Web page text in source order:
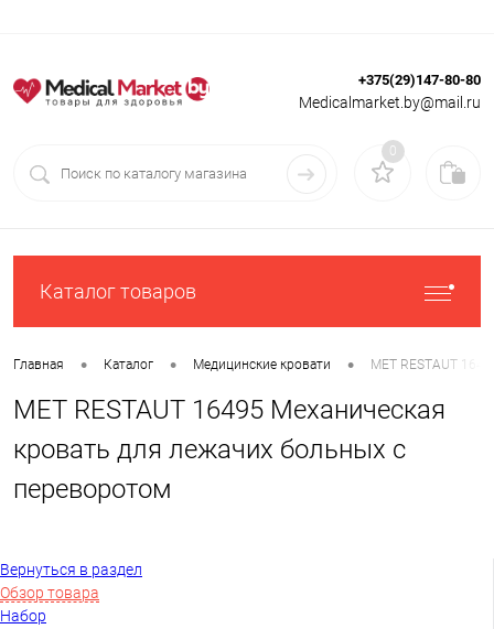
Вход Регистрация
+375(29)147-80-80
Medicalmarket.by@mail.ru
0
Каталог товаров
Главная • Каталог • Медицинские кровати • MET RESTAUT
MET RESTAUT 16495 Механическая
кровать для лежачих больных с
переворотом
Вернуться в раздел
Обзор товара
Набор